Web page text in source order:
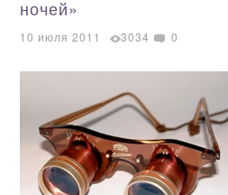
ночей»
10 июля 2011 3034 0